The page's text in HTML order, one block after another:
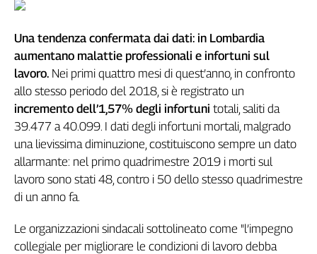
La
Collettiva
Girasoli
Il
Sassolino
Linea
Economica
Tech
Easy
Inserti
Idea
Una tendenza confermata dai dati: in Lombardia
aumentano malattie professionali e infortuni sul
lavoro. Nei primi quattro mesi di quest’anno, in confronto
allo stesso periodo del 2018, si è registrato un
incremento dell’1,57% degli infortuni totali, saliti da
39.477 a 40.099. I dati degli infortuni mortali, malgrado
una lievissima diminuzione, costituiscono sempre un dato
allarmante: nel primo quadrimestre 2019 i morti sul
lavoro sono stati 48, contro i 50 dello stesso quadrimestre
di un anno fa.
Le organizzazioni sindacali sottolineato come "l’impegno
collegiale per migliorare le condizioni di lavoro debba